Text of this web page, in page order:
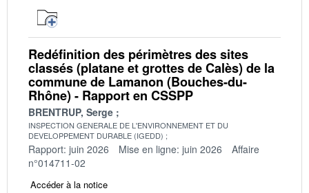
Redéfinition des périmètres des sites
classés (platane et grottes de Calès) de la
commune de Lamanon (Bouches-du-
Rhône) - Rapport en CSSPP
BRENTRUP, Serge
INSPECTION GENERALE DE L'ENVIRONNEMENT ET DU
DEVELOPPEMENT DURABLE (IGEDD)
Rapport: juin 2026 Mise en ligne: juin 2026
Affaire
n°014711-02
Accéder à la notice